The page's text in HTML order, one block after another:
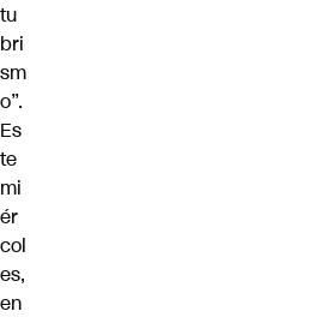
tu
bri
sm
o”.
Es
te
mi
ér
col
es,
en